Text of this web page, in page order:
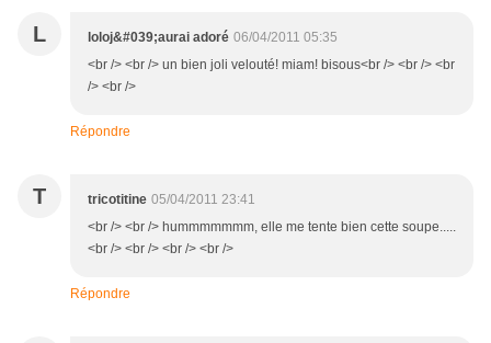
L loloj&#039;aurai adoré 06/04/2011 05:35
<br /> <br /> un bien joli velouté! miam! bisous<br /> <br /> <br
/> <br />
Répondre
T tricotitine 05/04/2011 23:41
<br /> <br /> hummmmmmm, elle me tente bien cette soupe.....
<br /> <br /> <br /> <br />
Répondre